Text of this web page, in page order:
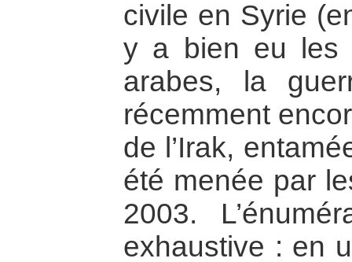
civile en Syrie
y a bien eu les
arabes, la
récemment
de l’Irak,
été menée par
2003.
exhaustive : en